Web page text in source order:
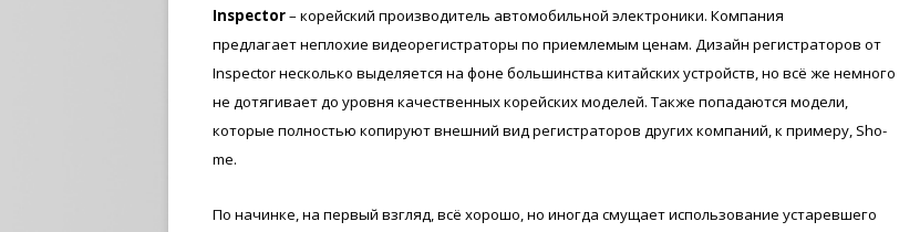
Inspector– корейский производитель автомобильной электроники. Компания
предлагает неплохие видеорегистраторы по приемлемым ценам. Дизайн регистраторов от
Inspector несколько выделяется на фоне большинства китайских устройств, но всё же немного
не дотягивает до уровня качественных корейских моделей. Также попадаются модели,
которые полностью копируют внешний вид регистраторов других компаний, к примеру, Sho-
me.
По начинке, на первый взгляд, всё хорошо, но иногда смущает использование устаревшего